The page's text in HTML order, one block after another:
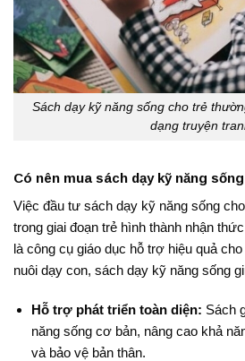
Sách dạy kỹ năng sống cho trẻ
dạng truyện
Có nên mua sách dạy kỹ năng
Việc đầu tư sách dạy kỹ năng sống
trong giai đoạn trẻ hình thành nhận
là công cụ giáo dục hỗ trợ hiệu quả
nuôi dạy con, sách dạy kỹ năng sống
Hỗ trợ phát triển toàn diện: Sách
năng sống cơ bản, nâng cao khả
và bảo vệ bản thân.